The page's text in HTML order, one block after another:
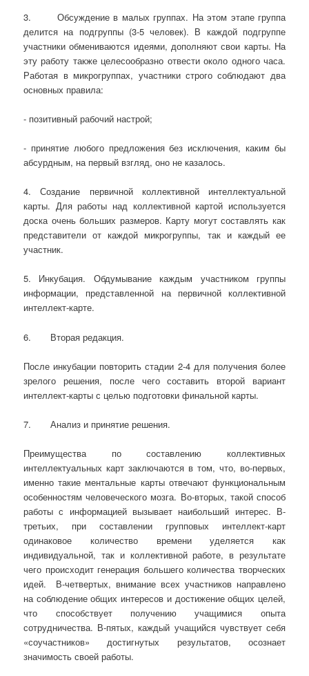
3. Обсуждение в малых группах. На этом этапе группа
делится на подгруппы (3-5 человек). В каждой подгруппе
участники обмениваются идеями, дополняют свои карты. На
эту работу также целесообразно отвести около одного часа.
Работая в микрогруппах, участники строго соблюдают два
основных правила:
- позитивный рабочий настрой;
- принятие любого предложения без исключения, каким бы
абсурдным, на первый взгляд, оно не казалось.
4. Создание первичной коллективной интеллектуальной
карты. Для работы над коллективной картой используется
доска очень больших размеров. Карту могут составлять как
представители от каждой микрогруппы, так и каждый ее
участник.
5. Инкубация. Обдумывание каждым участником группы
информации, представленной на первичной коллективной
интеллект-карте.
6. Вторая редакция.
После инкубации повторить стадии 2-4 для получения более
зрелого решения, после чего составить второй вариант
интеллект-карты с целью подготовки финальной карты.
7. Анализ и принятие решения.
Преимущества по составлению коллективных
интеллектуальных карт заключаются в том, что, во-первых,
именно такие ментальные карты отвечают функциональным
особенностям человеческого мозга. Во-вторых, такой способ
работы с информацией вызывает наибольший интерес. В-
третьих, при составлении групповых интеллект-карт
одинаковое количество времени уделяется как
индивидуальной, так и коллективной работе, в результате
чего происходит генерация большего количества творческих
идей. В-четвертых, внимание всех участников направлено
на соблюдение общих интересов и достижение общих целей,
что способствует получению учащимися опыта
сотрудничества. В-пятых, каждый учащийся чувствует себя
«соучастников» достигнутых результатов, осознает
значимость своей работы.